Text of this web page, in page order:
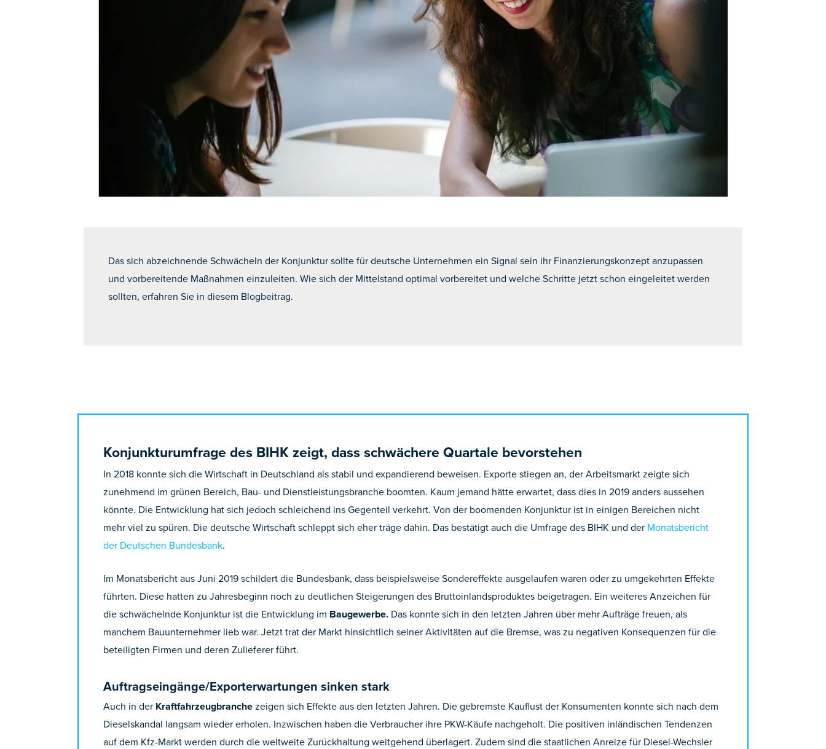
Das sich abzeichnende Schwächeln der Konjunktur sollte für deutsche Unternehmen ein Signal sein ihr Finanzierungskonzept anzupassen
und vorbereitende Maßnahmen einzuleiten. Wie sich der Mittelstand optimal vorbereitet und welche Schritte jetzt schon eingeleitet werden
sollten, erfahren Sie in diesem Blogbeitrag.
Konjunkturumfrage des BIHK zeigt, dass schwächere Quartale bevorstehen
In 2018 konnte sich die Wirtschaft in Deutschland als stabil und expandierend beweisen. Exporte stiegen an, der Arbeitsmarkt zeigte sich
zunehmend im grünen Bereich, Bau- und Dienstleistungsbranche boomten. Kaum jemand hätte erwartet, dass dies in 2019 anders aussehen
könnte. Die Entwicklung hat sich jedoch schleichend ins Gegenteil verkehrt. Von der boomenden Konjunktur ist in einigen Bereichen nicht
mehr viel zu spüren. Die deutsche Wirtschaft schleppt sich eher träge dahin. Das bestätigt auch die Umfrage des BIHK und der Monatsbericht
der Deutschen Bundesbank.
Im Monatsbericht aus Juni 2019 schildert die Bundesbank, dass beispielsweise Sondereffekte ausgelaufen waren oder zu umgekehrten Effekte
führten. Diese hatten zu Jahresbeginn noch zu deutlichen Steigerungen des Bruttoinlandsproduktes beigetragen. Ein weiteres Anzeichen für
die schwächelnde Konjunktur ist die Entwicklung im Baugewerbe. Das konnte sich in den letzten Jahren über mehr Aufträge freuen, als
manchem Bauunternehmer lieb war. Jetzt trat der Markt hinsichtlich seiner Aktivitäten auf die Bremse, was zu negativen Konsequenzen für die
beteiligten Firmen und deren Zulieferer führt.
Auftragseingänge/Exporterwartungen sinken stark
Auch in der Kraftfahrzeugbranchezeigen sich Effekte aus den letzten Jahren. Die gebremste Kauflust der Konsumenten konnte sich nach dem
Dieselskandal langsam wieder erholen. Inzwischen haben die Verbraucher ihre PKW-Käufe nachgeholt. Die positiven inländischen Tendenzen
auf dem Kfz-Markt werden durch die weltweite Zurückhaltung weitgehend überlagert. Zudem sind die staatlichen Anreize für Diesel-Wechsler